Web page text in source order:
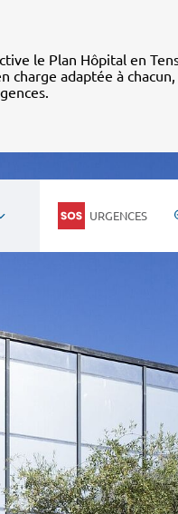
le Plan Hôpital en
charge adaptée à
URGENCES